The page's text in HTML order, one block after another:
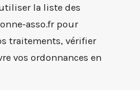
la liste des
asso.fr pour
traitements, vérifier
vos ordonnances en